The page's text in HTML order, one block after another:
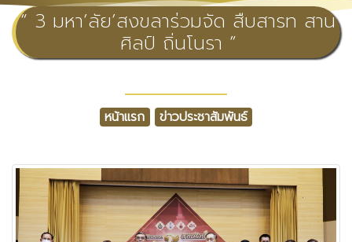
“ 3 มหา’ลัย’สงขลาร่วมจัด สืบสารท สาน
ศิลป์ ถิ่นโนรา ”
หน้าแรก ข่าวประชาสัมพันธ์